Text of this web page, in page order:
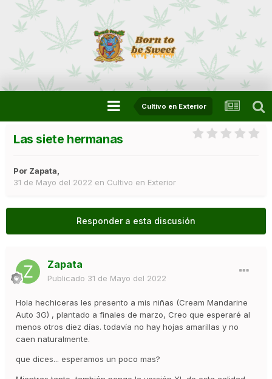
Cultivo en Exterior
Las siete hermanas
Por Zapata,
31 de Mayo del 2022 en Cultivo en Exterior
Responder a esta discusión
Zapata
Publicado 31 de Mayo del 2022
Hola hechiceras les presento a mis niñas (Cream Mandarine
Auto 3G) , plantado a finales de marzo, Creo que esperaré al
menos otros diez días. todavía no hay hojas amarillas y no
caen naturalmente.
que dices... esperamos un poco mas?